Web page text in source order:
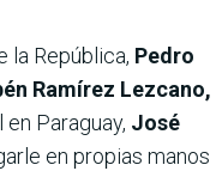
la República, Pedro
Ramírez Lezcano,
Paraguay, José
en propias manos